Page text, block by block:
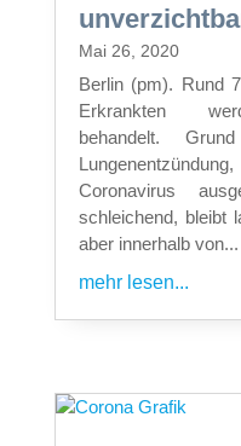
Mai 26, 2020
Berlin (pm). Rund
Erkrankten
behandelt.
Coronavirus
schleichend, bleibt
aber innerhalb von...
mehr lesen...